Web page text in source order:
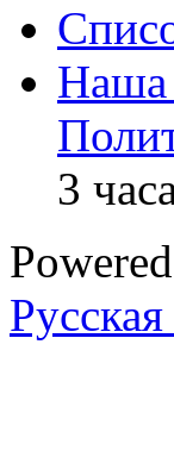
Наша
3